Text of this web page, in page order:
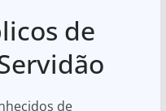
de
de